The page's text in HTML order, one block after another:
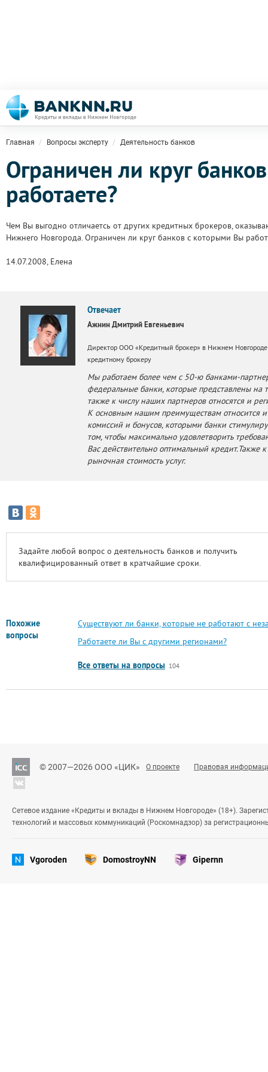
Главная Вопросы эксперту Деятельность банков
Ограничен ли круг
работаете?
Чем Вы выгодно отличаетсь от других кредитных брокеров,
Нижнего Новгорода. Ограничен ли круг банков с которыми Вы
14.07.2008, Елена
Отвечает
Ажнин Дмитрий Евгеньевич
Директор ООО «Кредитный брокер» в Нижнем
кредитному брокеру
Мы работаем более чем с 50-ю банками-
федеральные банки, которые представлены на
также к числу наших партнеров относятся и
К основным нашим преимуществам относится
комиссий и бонусов, которыми банки
том, чтобы максимально удовлетворить
Вас действительно оптимальный кредит.Также
рыночная стоимость услуг.
Задайте любой вопрос о деятельность банков и получить
квалифицированный ответ в кратчайшие сроки.
Похожие
вопросы
Существуют ли банки, которые не работают с
Работаете ли Вы с другими регионами?
Все ответы на вопросы 104
© 2007—2026 ООО «ЦИК» О проекте Правовая
Сетевое издание «Кредиты и вклады в Нижнем Новгороде» (18+).
технологий и массовых коммуникаций (Роскомнадзор) за
Vgoroden DomostroyNN Gipernn